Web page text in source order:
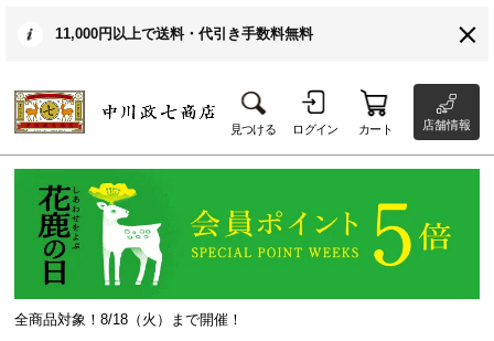
11,000円以上で送料・代引き手数料無料
見つける ログイン カート 店舗情報
全商品対象！8/18（火）まで開催！